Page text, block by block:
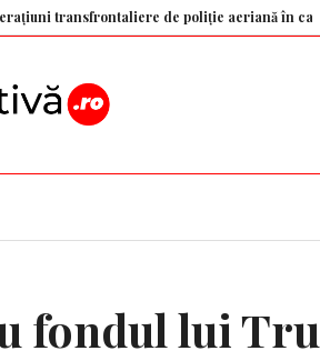
transfrontaliere de poliție aeriană în cadrul
fondul lui